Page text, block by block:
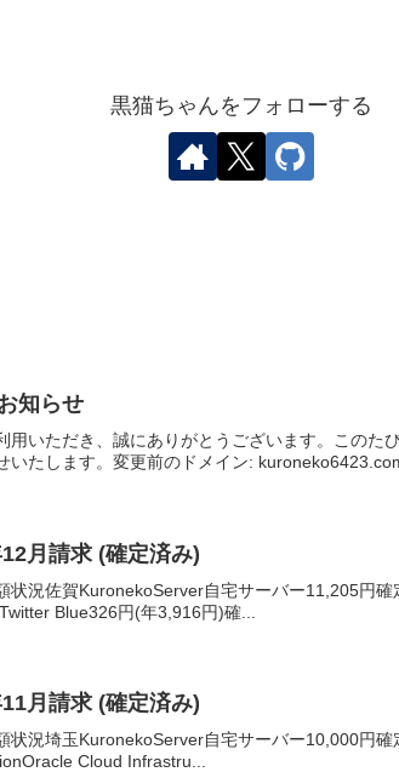
黒猫ちゃんをフォローする
知らせ
用いただき、誠にありがとうございます。このた
いたします。変更前のドメイン:
月請求 (確定済み)
状況佐賀KuronekoServer自宅サーバー11,205円
Blue326円(年3,916円)確...
月請求 (確定済み)
状況埼玉KuronekoServer自宅サーバー10,000円
Cloud Infrastru...